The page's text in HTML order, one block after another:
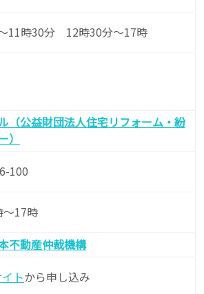
11時30分 12時30分～17時
（公益財団法人住宅リフォーム・紛
100
17時
不動産仲裁機構
トから申し込み